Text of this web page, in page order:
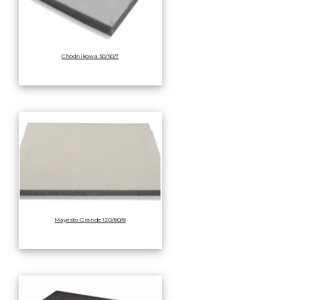
Chodnikowa 50/50/7
Mayesto Grande 120/80/8